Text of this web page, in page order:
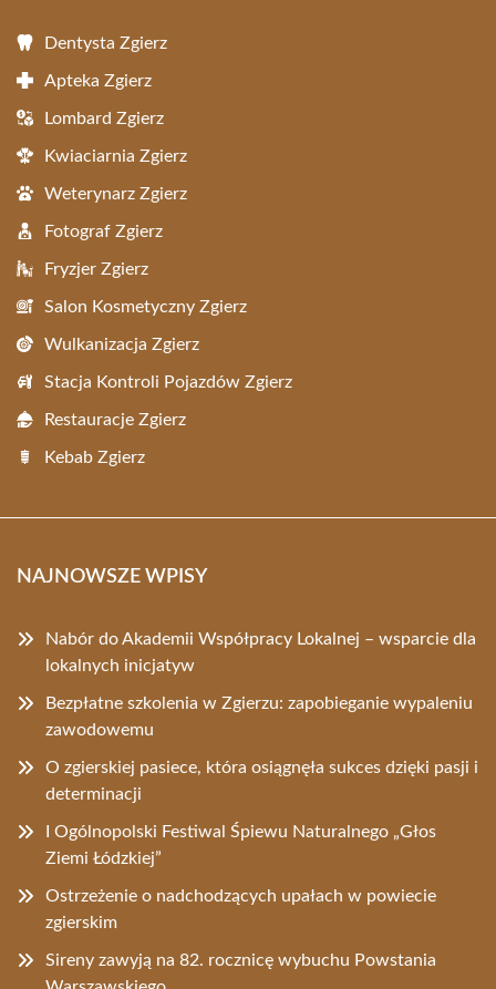
Dentysta Zgierz
Apteka Zgierz
Lombard Zgierz
Kwiaciarnia Zgierz
Weterynarz Zgierz
Fotograf Zgierz
Fryzjer Zgierz
Salon Kosmetyczny Zgierz
Wulkanizacja Zgierz
Stacja Kontroli Pojazdów Zgierz
Restauracje Zgierz
Kebab Zgierz
NAJNOWSZE WPISY
Nabór do Akademii Współpracy Lokalnej – wsparcie dla
lokalnych inicjatyw
Bezpłatne szkolenia w Zgierzu: zapobieganie wypaleniu
zawodowemu
O zgierskiej pasiece, która osiągnęła sukces dzięki pasji i
determinacji
I Ogólnopolski Festiwal Śpiewu Naturalnego „Głos
Ziemi Łódzkiej”
Ostrzeżenie o nadchodzących upałach w powiecie
zgierskim
Sireny zawyją na 82. rocznicę wybuchu Powstania